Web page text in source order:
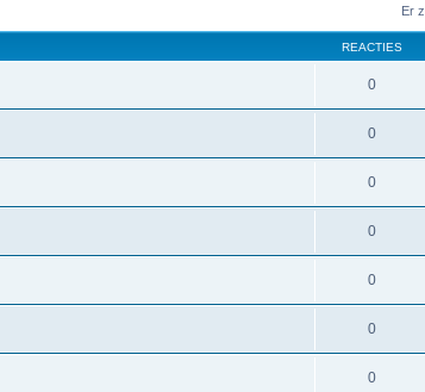
Er
REACTIES
0
0
0
0
0
0
0